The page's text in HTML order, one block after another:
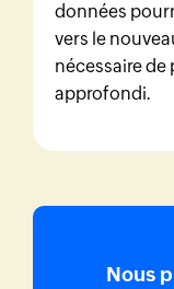
données
vers le
nécessaire
approfondi.
Nous